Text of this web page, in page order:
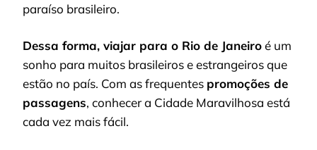
paraíso brasileiro.
Dessa forma, viajar para o Rio de Janeiroé um
sonho para muitos brasileiros e estrangeiros que
estão no país. Com as frequentes promoções de
passagens, conhecer a Cidade Maravilhosa está
cada vez mais fácil.